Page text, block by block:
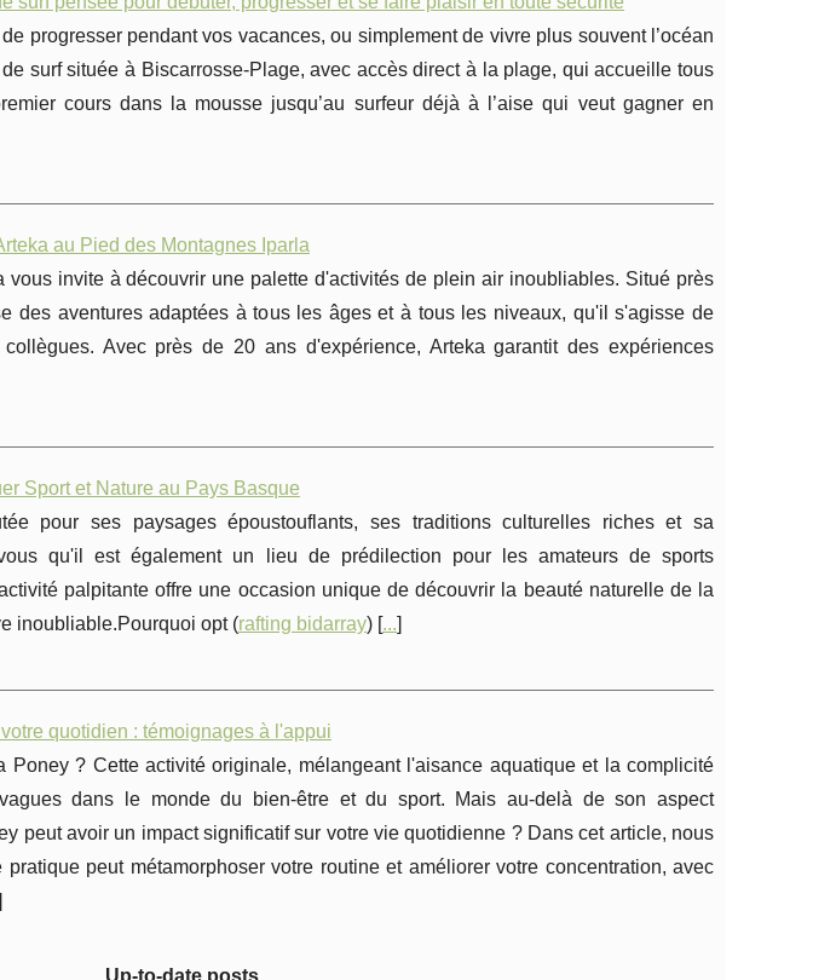
progresser pendant vos vacances, ou simplement de vivre plus souvent l’océan
surf située à Biscarrosse-Plage, avec accès direct à la plage, qui accueille tous
cours dans la mousse jusqu’au surfeur déjà à l’aise qui veut gagner en
au Pied des Montagnes Iparla
invite à découvrir une palette d'activités de plein air inoubliables. Situé près
des aventures adaptées à tous les âges et à tous les niveaux, qu'il s'agisse de
Avec près de 20 ans d'expérience, Arteka garantit des expériences
Sport et Nature au Pays Basque
pour ses paysages époustouflants, ses traditions culturelles riches et sa
qu'il est également un lieu de prédilection pour les amateurs de sports
palpitante offre une occasion unique de découvrir la beauté naturelle de la
inoubliable.Pourquoi opt (rafting bidarray) [...]
quotidien : témoignages à l'appui
Poney ? Cette activité originale, mélangeant l'aisance aquatique et la complicité
dans le monde du bien-être et du sport. Mais au-delà de son aspect
peut avoir un impact significatif sur votre vie quotidienne ? Dans cet article, nous
peut métamorphoser votre routine et améliorer votre concentration, avec
Up-to-date posts